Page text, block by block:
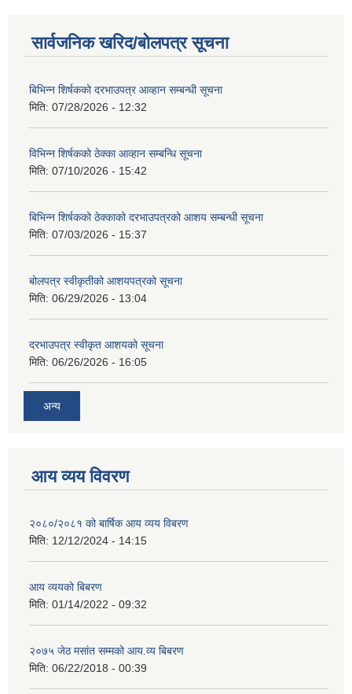
सार्वजनिक खरिद/बोलपत्र सूचना
बिभिन्‍न शिर्षकको दरभाउपत्र आव्हान सम्बन्धी सूचना
मिति: 07/28/2026 - 12:32
विभिन्न शिर्षकको ठेक्का आव्हान सम्बन्धि सूचना
मिति: 07/10/2026 - 15:42
बिभिन्‍न शिर्षकको ठेक्काको दरभाउपत्रको आशय सम्बन्धी सूचना
मिति: 07/03/2026 - 15:37
बोलपत्र स्वीकृतीको आशयपत्रको सूचना
मिति: 06/29/2026 - 13:04
दरभाउपत्र स्वीकृत आशयको सूचना
मिति: 06/26/2026 - 16:05
अन्य
आय व्यय विवरण
२०८०/२०८१ को बार्षिक आय व्यय विबरण
मिति: 12/12/2024 - 14:15
आय व्ययको बिबरण
मिति: 01/14/2022 - 09:32
२०७५ जेठ मसांत सम्मको आय.व्य बिबरण
मिति: 06/22/2018 - 00:39